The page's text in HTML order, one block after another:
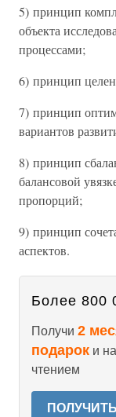
5) принцип
объекта
процессами;
6) принцип
7) принцип
вариантов
8) принцип
балансовой
пропорций;
9) принцип
аспектов.
Более 800
Получи 2
подарок и
чтением